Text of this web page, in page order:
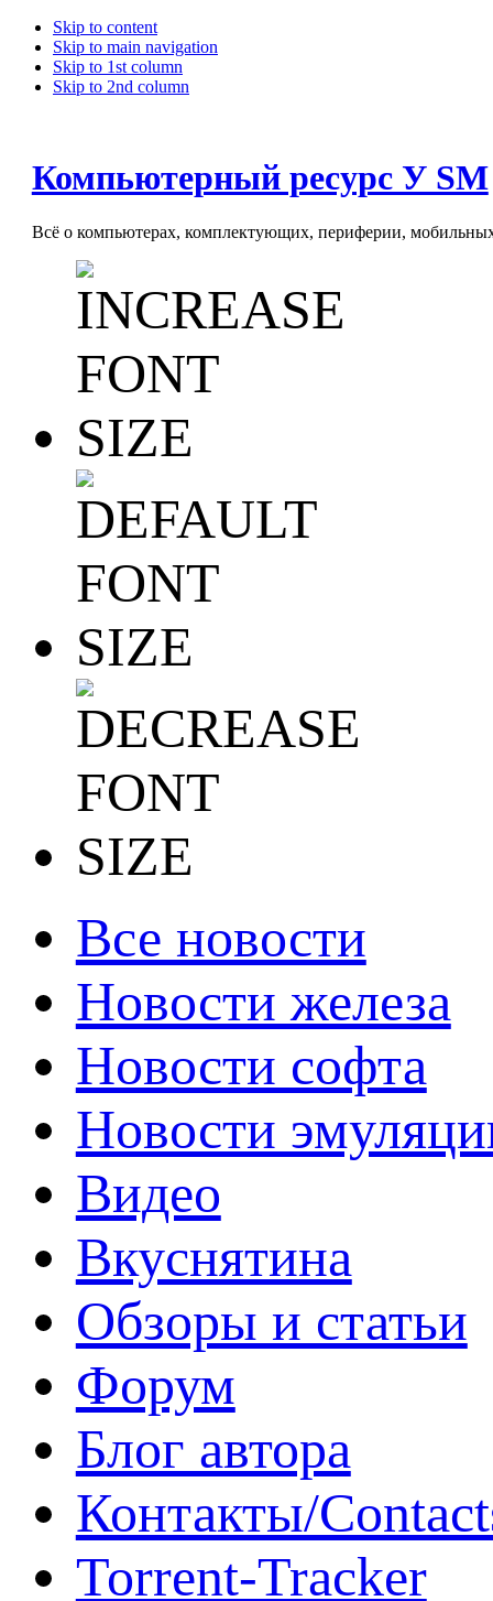
Skip to content
Skip to main navigation
Skip to 1st column
Skip to 2nd column
Компьютерный ресурс У SM
Всё о компьютерах, комплектующих, периферии, мобильных
Все новости
Новости железа
Новости софта
Новости
Видео
Вкуснятина
Обзоры и статьи
Форум
Блог автора
Контакты/
Torrent-Tracker